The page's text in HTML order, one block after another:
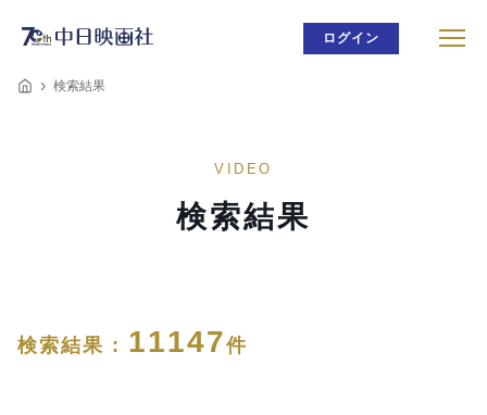
ログイン
検索結果
VIDEO
検索結果
検索結果 : 11147件